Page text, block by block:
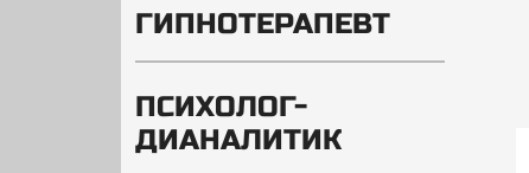
ГИПНОТЕРАПЕВТ
ПСИХОЛОГ-
ДИАНАЛИТИК